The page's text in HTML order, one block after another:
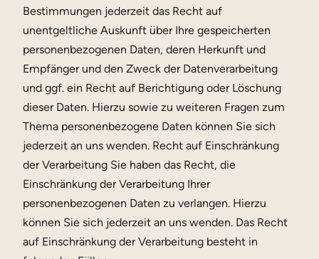
Bestimmungen jederzeit das Recht auf
unentgeltliche Auskunft über Ihre gespeicherten
personenbezogenen Daten, deren Herkunft und
Empfänger und den Zweck der Datenverarbeitung
und ggf. ein Recht auf Berichtigung oder Löschung
dieser Daten. Hierzu sowie zu weiteren Fragen zum
Thema personenbezogene Daten können Sie sich
jederzeit an uns wenden. Recht auf Einschränkung
der Verarbeitung Sie haben das Recht, die
Einschränkung der Verarbeitung Ihrer
personenbezogenen Daten zu verlangen. Hierzu
können Sie sich jederzeit an uns wenden. Das Recht
auf Einschränkung der Verarbeitung besteht in